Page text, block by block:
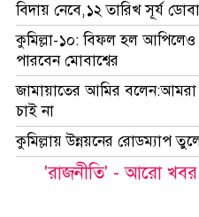
প্রবাসে
বাংলা
সম্পাদকীয়
চাকরি
সভা-
সেমিনার
বিদায় নেবে,১২ তারিখ সূর্য
কুমিল্লা-১০: বিফল হল
পারবেন মোবাশ্বের
জামায়াতের আমির
চাই না
কুমিল্লায় উন্নয়নের রোডম্যাপ
'রাজনীতি' - আরো খবর